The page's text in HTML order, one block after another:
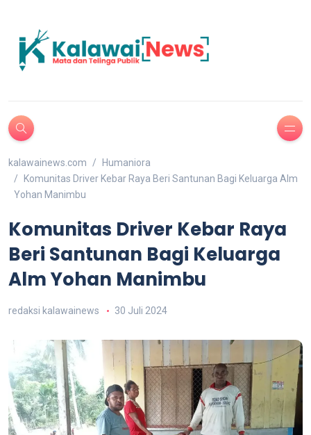
kalawainews.com
Humaniora
Komunitas Driver Kebar Raya Beri Santunan Bagi Keluarga Alm
Yohan Manimbu
Komunitas Driver Kebar Raya
Beri Santunan Bagi Keluarga
Alm Yohan Manimbu
redaksi kalawainews 30 Juli 2024